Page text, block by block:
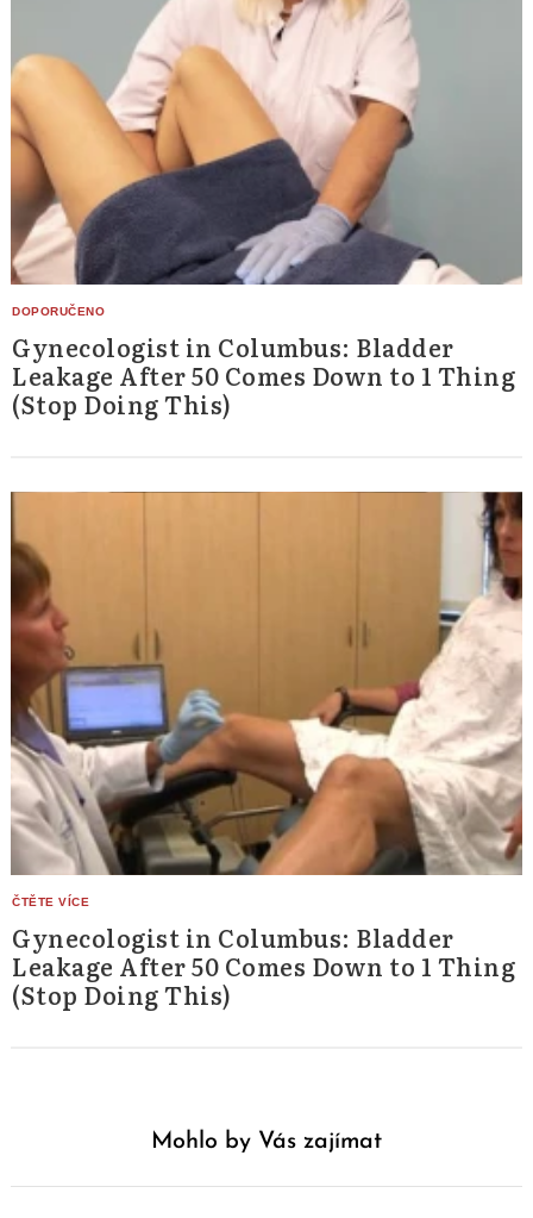
Gynecologist in Columbus: Bladder
Leakage After 50 Comes Down to 1 Thing
(Stop Doing This)
Gynecologist in Columbus: Bladder
Leakage After 50 Comes Down to 1 Thing
(Stop Doing This)
Mohlo by Vás zajímat